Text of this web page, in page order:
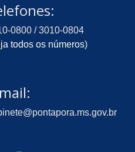
0800 / 3010-0804
todos os números)